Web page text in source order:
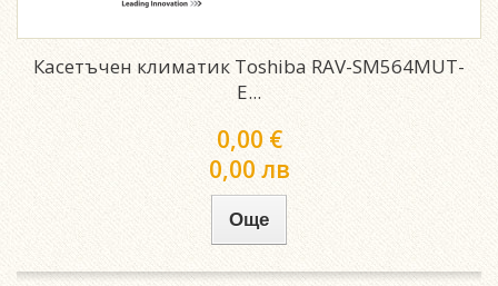
Касетъчен климатик Toshiba RAV-SM564MUT-
E...
0,00 €
0,00 лв
Още